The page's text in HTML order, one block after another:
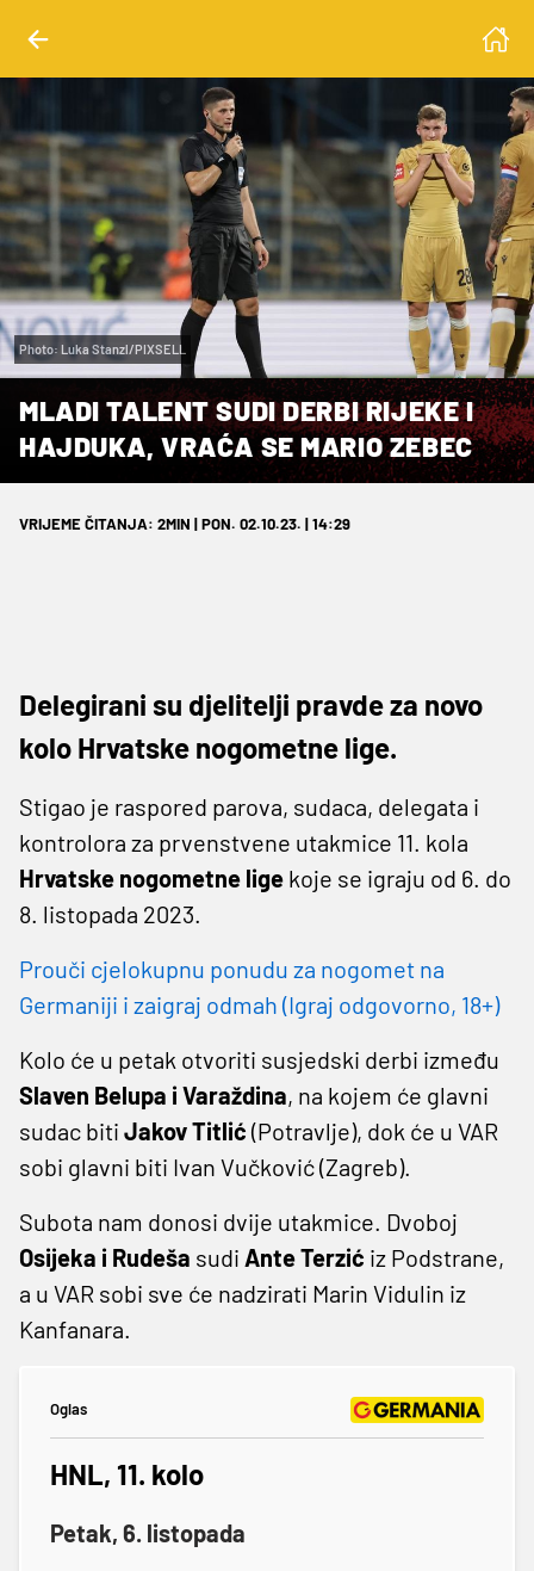
Photo: Luka Stanzl/PIXSELL
MLADI TALENT SUDI DERBI RIJEKE I
HAJDUKA, VRAĆA SE MARIO ZEBEC
VRIJEME ČITANJA: 2MIN | PON. 02.10.23. | 14:29
Delegirani su djelitelji pravde za novo
kolo Hrvatske nogometne lige.
Stigao je raspored parova, sudaca, delegata i
kontrolora za prvenstvene utakmice 11. kola
Hrvatske nogometne lige koje se igraju od 6. do
8. listopada 2023.
Prouči cjelokupnu ponudu za nogomet na
Germaniji i zaigraj odmah (Igraj odgovorno, 18+)
Kolo će u petak otvoriti susjedski derbi između
Slaven Belupa i Varaždina, na kojem će glavni
sudac biti Jakov Titlić (Potravlje), dok će u VAR
sobi glavni biti Ivan Vučković (Zagreb).
Subota nam donosi dvije utakmice. Dvoboj
Osijeka i Rudeša sudi Ante Terzić iz Podstrane,
a u VAR sobi sve će nadzirati Marin Vidulin iz
Kanfanara.
Oglas
HNL, 11. kolo
Petak, 6. listopada